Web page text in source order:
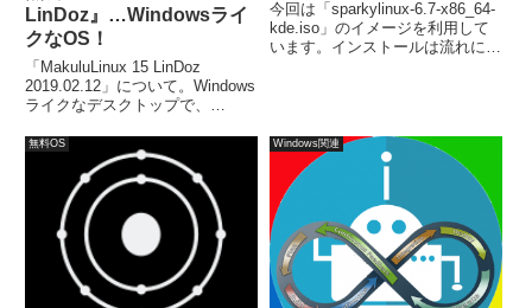
LinDoz』…Windowsライ
クなOS！
「MakuluLinux 15 LinDoz
2019.02.12」について。Windows
ライクなデスクトップで、
れるようにしており、ライブユー
ザー名とパスワードは、makulu /
makulu になっています。
今回は「sparkylinux-6.7-x86_64-
kde.iso」のイメージを利用して
います。インストールは流れに沿
無料OS Windows関連